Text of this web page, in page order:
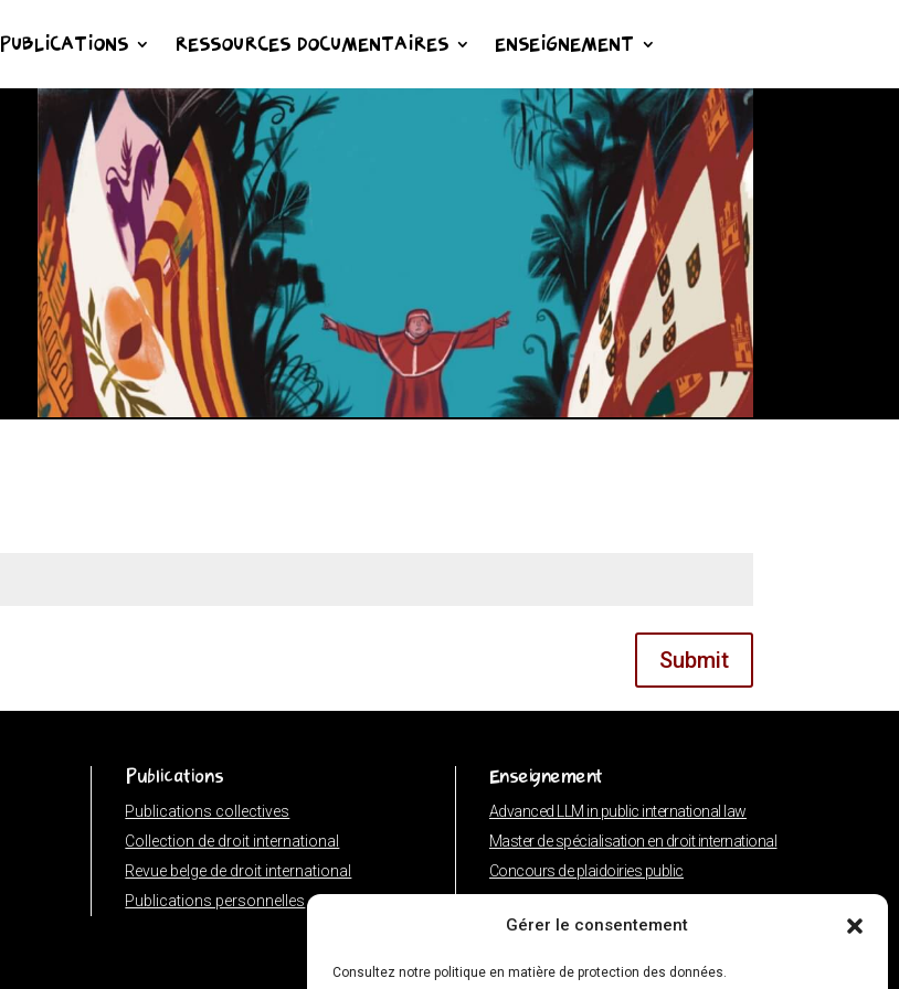
Gérer le consentement
Consultez notre politique en matière de protection des données.
PUBLICATIONS RESSOURCES DOCUMENTAIRES ENSEIGNEMENT
Submit
Publications
Publications collectives
Collection de droit international
Revue belge de droit international
Publications personnelles
Enseignement
Advanced LLM in public international law
Master de spécialisation en droit international
Concours de plaidoiries public